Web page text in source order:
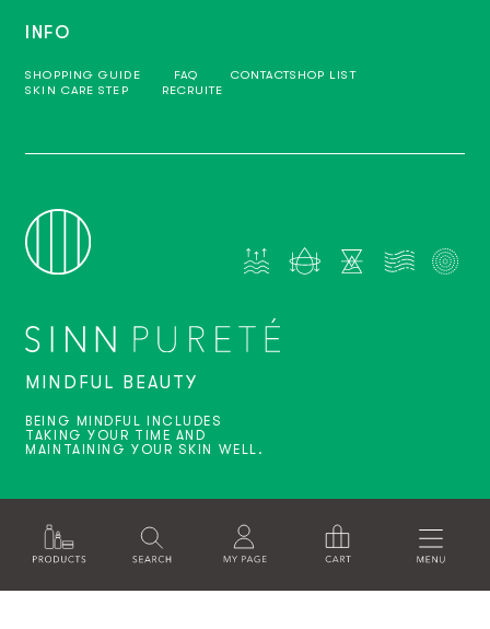
INFO
SHOPPING GUIDE FAQ CONTACTSHOP LIST
SKIN CARE STEP
RECRUITE
MINDFUL BEAUTY
BEING MINDFUL INCLUDES
TAKING YOUR TIME AND
MAINTAINING YOUR SKIN WELL.
ソーシャルメディアポリシー
プライバシーポリシー RECRUITE